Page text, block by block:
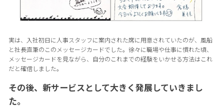
実は、入社初日に人事スタッフに案内された席に用意されていたのが、風船
と社長直筆のこのメッセージカードでした。徐々に職場や仕事に慣れた頃、
メッセージカードを見ながら、自分のこれまでの経験をいかせる方法はこれ
だと確信しました。
その後、新サービスとして大きく発展していきまし
た。